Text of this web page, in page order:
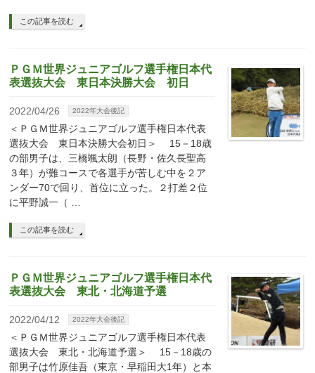
この記事を読む
ＰＧＭ世界ジュニアゴルフ選手権日本代
表選抜大会 東日本決勝大会 初日
2022/04/26 2022年大会後記
＜ＰＧＭ世界ジュニアゴルフ選手権日本代表
選抜大会 東日本決勝大会初日＞ 15－18歳
の部男子は、三橋颯太朗（長野・佐久長聖高
３年）が難コースで各選手が苦しむ中を２ア
ンダー70で回り、首位に立った。２打差２位
に平野誠一（ …
この記事を読む
ＰＧＭ世界ジュニアゴルフ選手権日本代
表選抜大会 東北・北海道予選
2022/04/12 2022年大会後記
＜ＰＧＭ世界ジュニアゴルフ選手権日本代表
選抜大会 東北・北海道予選＞ 15－18歳の
部男子は竹原佳吾（東京・早稲田大1年）と本